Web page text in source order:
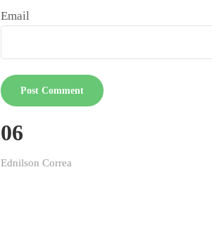
Email
06
Ednilson Correa